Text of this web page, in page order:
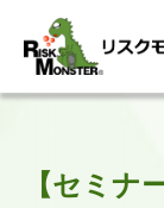
資料
簡体中
【セミナ